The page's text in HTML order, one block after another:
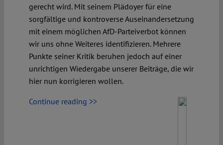
gerecht wird. Mit seinem Plädoyer für eine
sorgfältige und kontroverse Auseinandersetzung
mit einem möglichen AfD-Parteiverbot können
wir uns ohne Weiteres identifizieren. Mehrere
Punkte seiner Kritik beruhen jedoch auf einer
unrichtigen Wiedergabe unserer Beiträge, die wir
hier nun korrigieren wollen.
Continue reading >>